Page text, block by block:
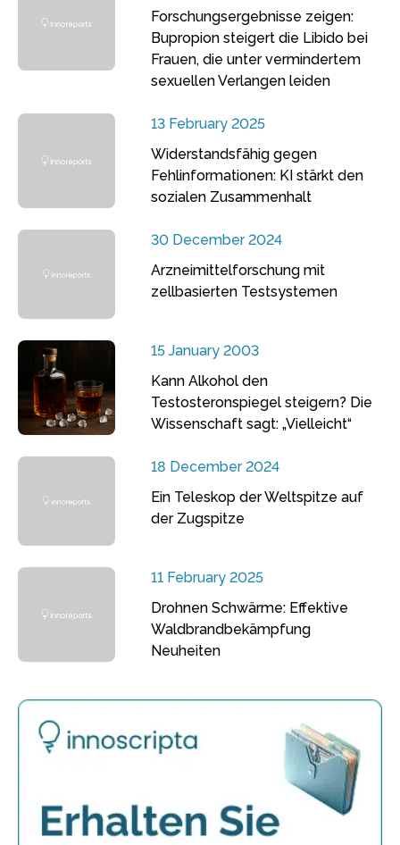
Forschungsergebnisse zeigen:
Bupropion steigert die Libido bei
Frauen, die unter vermindertem
sexuellen Verlangen leiden
13 February 2025
Widerstandsfähig gegen
Fehlinformationen: KI stärkt den
sozialen Zusammenhalt
30 December 2024
Arzneimittelforschung mit
zellbasierten Testsystemen
15 January 2003
Kann Alkohol den
Testosteronspiegel steigern? Die
Wissenschaft sagt: „Vielleicht“
18 December 2024
Ein Teleskop der Weltspitze auf
der Zugspitze
11 February 2025
Drohnen Schwärme: Effektive
Waldbrandbekämpfung
Neuheiten